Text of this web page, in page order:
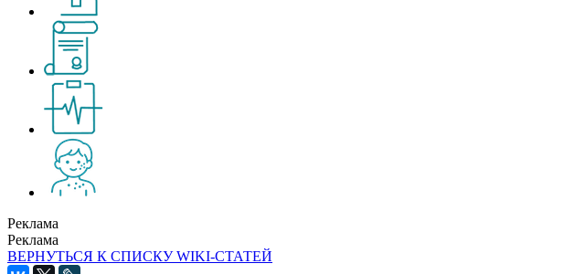
Реклама
Реклама
ВЕРНУТЬСЯ К СПИСКУ WIKI-СТАТЕЙ